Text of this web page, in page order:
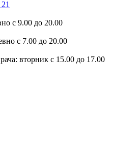
с 9.00 до 20.00
с 7.00 до 20.00
вторник с 15.00 до 17.00